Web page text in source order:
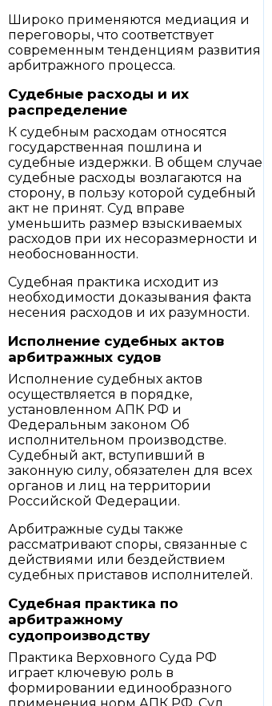
Широко применяются медиация и
переговоры, что соответствует
современным тенденциям развития
арбитражного процесса.
Судебные расходы и их
распределение
К судебным расходам относятся
государственная пошлина и
судебные издержки. В общем случае
судебные расходы возлагаются на
сторону, в пользу которой судебный
акт не принят. Суд вправе
уменьшить размер взыскиваемых
расходов при их несоразмерности и
необоснованности.
Судебная практика исходит из
необходимости доказывания факта
несения расходов и их разумности.
Исполнение судебных актов
арбитражных судов
Исполнение судебных актов
осуществляется в порядке,
установленном АПК РФ и
Федеральным законом Об
исполнительном производстве.
Судебный акт, вступивший в
законную силу, обязателен для всех
органов и лиц на территории
Российской Федерации.
Арбитражные суды также
рассматривают споры, связанные с
действиями или бездействием
судебных приставов исполнителей.
Судебная практика по
арбитражному
судопроизводству
Практика Верховного Суда РФ
играет ключевую роль в
формировании единообразного